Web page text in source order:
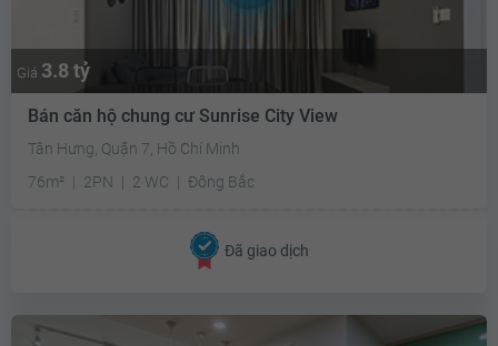
Giá 3.8 tỷ
Bán căn hộ chung cư Sunrise City View
Tân Hưng, Quận 7, Hồ Chí Minh
76m²
2PN 2 WC Đông Bắc
Đã giao dịch